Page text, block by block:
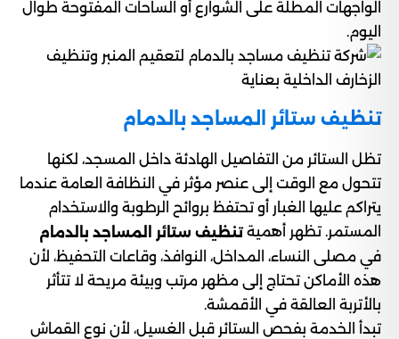
الواجهات المطلة على الشوارع أو الساحات المفتوحة طوال
اليوم.
تنظيف ستائر المساجد بالدمام
تظل الستائر من التفاصيل الهادئة داخل المسجد، لكنها
تتحول مع الوقت إلى عنصر مؤثر في النظافة العامة عندما
يتراكم عليها الغبار أو تحتفظ بروائح الرطوبة والاستخدام
المستمر. تظهر أهميةتنظيف ستائر المساجد بالدمام
في مصلى النساء، المداخل، النوافذ، وقاعات التحفيظ، لأن
هذه الأماكن تحتاج إلى مظهر مرتب وبيئة مريحة لا تتأثر
بالأتربة العالقة في الأقمشة.
تبدأ الخدمة بفحص الستائر قبل الغسيل، لأن نوع القماش